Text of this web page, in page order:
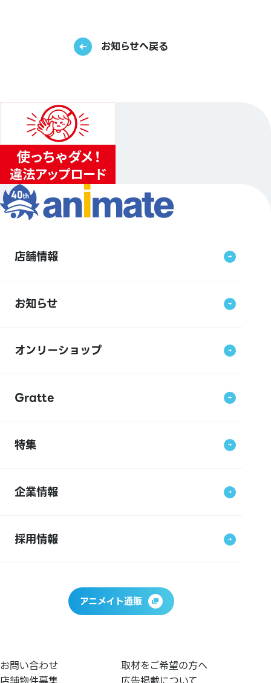
お知らせへ戻る
店舗情報
お知らせ
オンリーショップ
Gratte
特集
企業情報
採用情報
アニメイト通販
お問い合わせ
取材をご希望の方へ